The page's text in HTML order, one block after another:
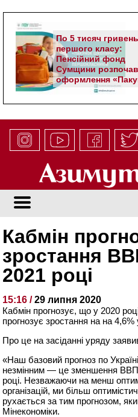
По 5 тисяч
першого класу:
Пенсійний фонд
Сумщини розпочав
оформлення
школяра»
Кабмін
зростання
2021 році
15:16 /29 липня 2020
Кабмін прогнозує, що у 2020
прогнозує зростання на на 4,6%
Про це на засіданні уряду
«Наш базовий прогноз по
незмінним — це зменшення ВВП
році. Незважаючи на менш
організацій, ми більш
рухається за тим прогнозом,
Мінекономіки.